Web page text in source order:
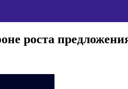
роста